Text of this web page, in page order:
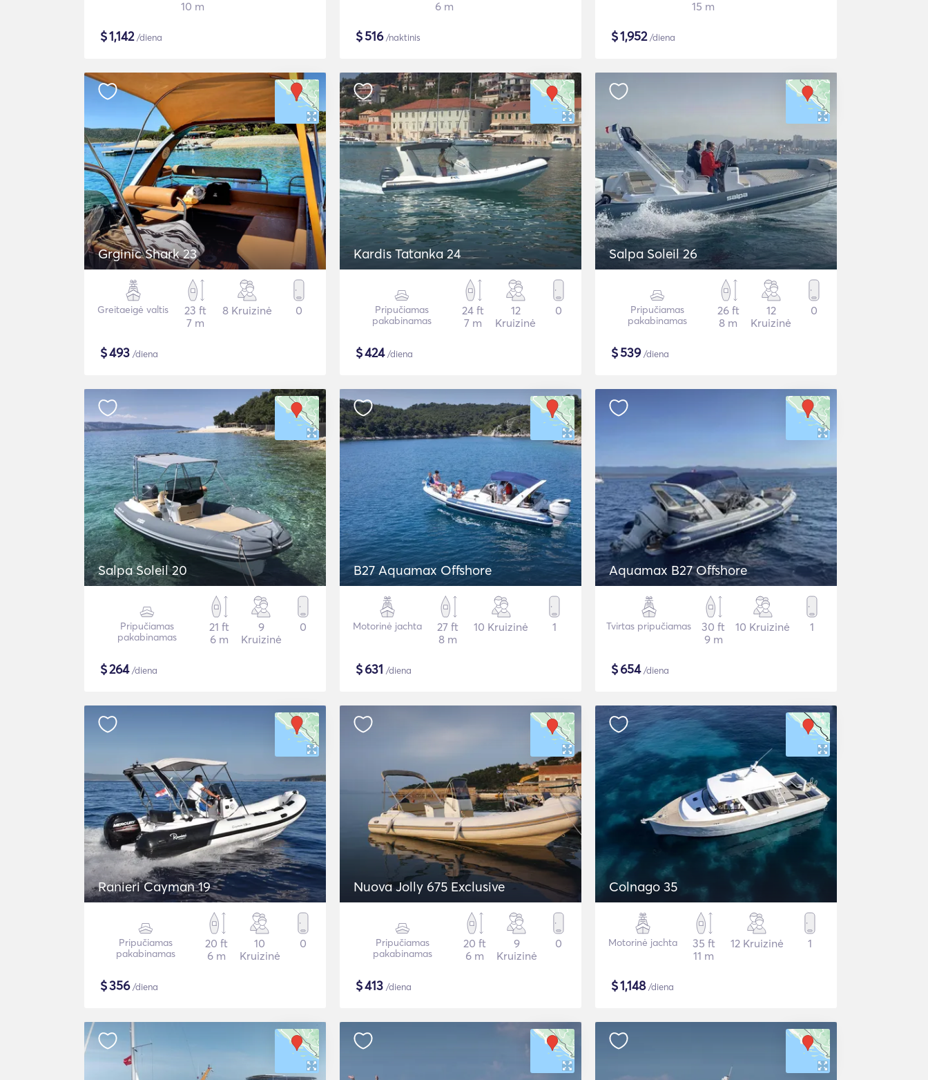
10 m
$1,142/diena
6 m
$516/naktinis
15 m
$1,952/diena
Grginic Shark 23
Greitaeigė valtis
23 ft
7 m
8 Kruizinė 0
$493 /diena
Kardis Tatanka 24
Pripučiamas
pakabinamas
24 ft
7 m
12
Kruizinė
0
$424/diena
Salpa Soleil 26
Pripučiamas
pakabinamas
26 ft
8 m
12
Kruizinė
0
$539/diena
Salpa Soleil 20
Pripučiamas
pakabinamas
21 ft
6 m
9
Kruizinė
0
$264/diena
B27 Aquamax Offshore
Motorinė jachta
27 ft
8 m
10 Kruizinė 1
$631 /diena
Aquamax B27 Offshore
Tvirtas pripučiamas
30 ft
9 m
10 Kruizinė 1
$654/diena
Ranieri Cayman 19
Pripučiamas
pakabinamas
20 ft
6 m
10
Kruizinė
0
$356/diena
Nuova Jolly 675 Exclusive
Pripučiamas
pakabinamas
20 ft
6 m
9
Kruizinė
0
$413 /diena
Colnago 35
Motorinė jachta
35 ft
11 m
12 Kruizinė 1
$1,148/diena